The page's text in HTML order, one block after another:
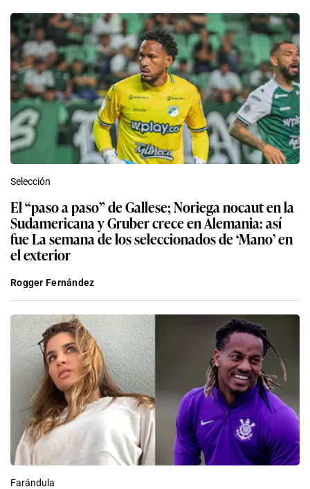
Selección
El “paso a paso” de Gallese; Noriega nocaut en la
Sudamericana y Gruber crece en Alemania: así
fue La semana de los seleccionados de ‘Mano’ en
el exterior
Rogger Fernández
Farándula